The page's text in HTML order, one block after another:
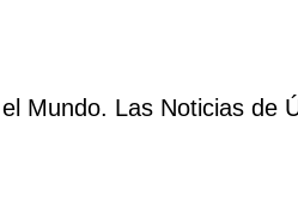
Mundo. Las Noticias de